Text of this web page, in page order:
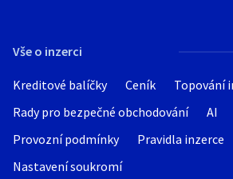
Vše o inzerci
Kreditové balíčky Ceník
Topování
Rady pro bezpečné obchodování
AI
Provozní podmínky
Pravidla inzerce
Nastavení soukromí